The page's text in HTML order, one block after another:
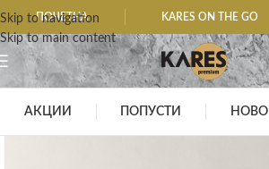
Skip to navigation
Skip to main content
ПОЧЕТНА KARES ON THE GO
АКЦИИ ПОПУСТИ НОВО